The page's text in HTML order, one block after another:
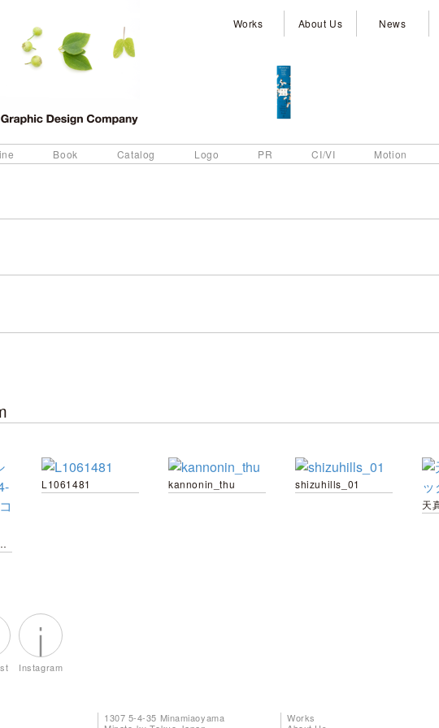
Works About Us News
Book Catalog Logo PR CI/VI Motion
28 11.09.08 のコピー
L1061481 kannonin_thu
shizuhills_01
Instagram
1307 5-4-35 Minamiaoyama
Works